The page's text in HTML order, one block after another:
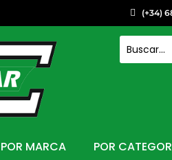
(+34)
POR MARCA POR